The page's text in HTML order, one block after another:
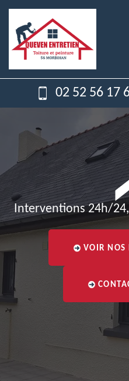
02 52 56 17
Interventions 24h/
VOIR NOS